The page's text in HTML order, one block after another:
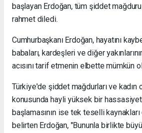
başlayan Erdoğan, tüm şiddet
rahmet diledi.
Cumhurbaşkanı Erdoğan, hayatını
babaları, kardeşleri ve diğer
acısını tarif etmenin elbette mümkün
Türkiye'de şiddet mağdurları ve kadın
konusunda hayli yüksek bir
başlamasının ise tek teselli
belirten Erdoğan, "Bununla birlikte